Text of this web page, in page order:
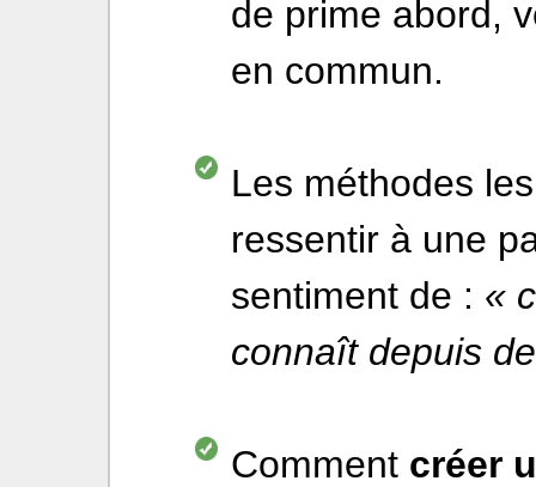
de prime abord,
en commun.
Les méthodes
ressentir à une
sentiment de : «
connaît depuis
Comment créer